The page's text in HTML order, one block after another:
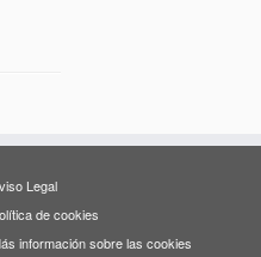
Legal
de cookies
información sobre las cookies